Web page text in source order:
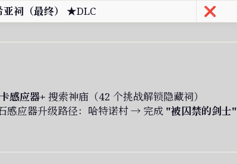
祠（最终）
★DLC ❌
感应器+ 搜索神庙（42 个挑战解锁隐藏祠）
感应器升级路径：哈特诺村 → 完成 "被囚禁的剑士"